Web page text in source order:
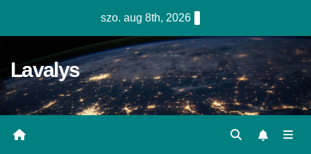
szo. aug 8th, 2026
Lavalys